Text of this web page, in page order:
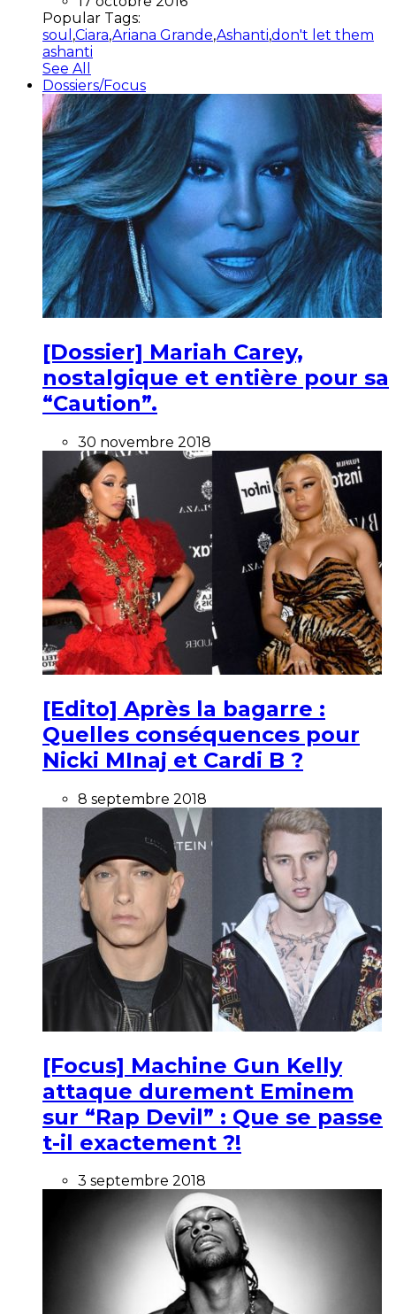
Popular Tags:
soul ,Ciara,Ariana Grande,Ashanti,don't let them
ashanti
See All
Dossiers/Focus
[Dossier] Mariah Carey,
nostalgique et entière pour sa
“Caution”.
30 novembre 2018
[Edito] Après la bagarre :
Quelles conséquences pour
Nicki MInaj et Cardi B ?
8 septembre 2018
[Focus] Machine Gun Kelly
attaque durement Eminem
sur “Rap Devil” : Que se passe
t-il exactement ?!
3 septembre 2018